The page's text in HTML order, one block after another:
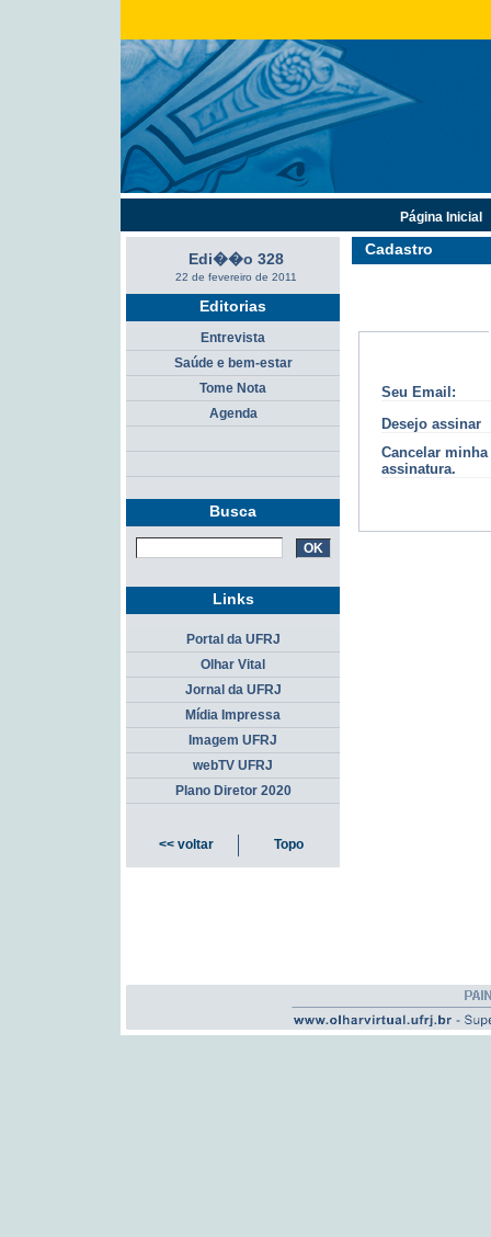
Cadastro
Seu Email:
Desejo assinar
Cancelar minha
assinatura.
Edi��o 328
22 de fevereiro de 2011
Editorias
Entrevista
Saúde e bem-estar
Tome Nota
Agenda
Busca
Página Inicial
Links
Portal da UFRJ
Olhar Vital
Jornal da UFRJ
Mídia Impressa
Imagem UFRJ
webTV UFRJ
Plano Diretor 2020
<< voltar Topo